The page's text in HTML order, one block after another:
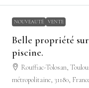
NOUVEAUTÉ VENTE
Belle propriété
piscine.
Rouffiac-Tolosan,
métropolitaine, 31180,